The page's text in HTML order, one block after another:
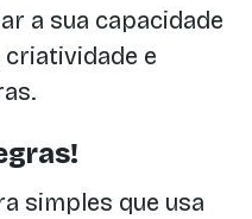
a sua capacidade
e
simples que usa